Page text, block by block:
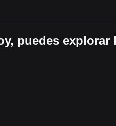
puedes explorar